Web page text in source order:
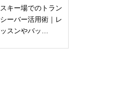
スキー場でのトラン
シーバー活用術｜レ
ッスンやバッ…